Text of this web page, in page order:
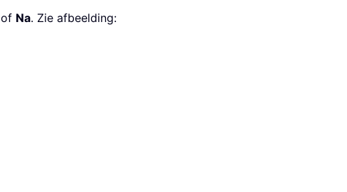
of Na. Zie afbeelding: